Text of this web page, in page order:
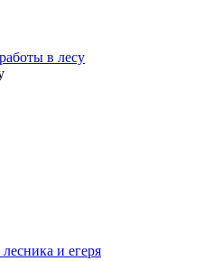
в лесу
и егеря